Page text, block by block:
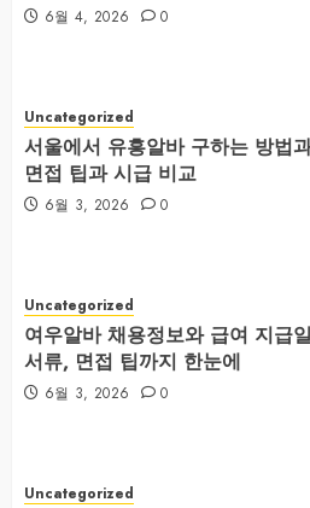
6월 4, 2026 0
Uncategorized
서울에서 유흥알바 구하는 방법
면접 팁과 시급 비교
6월 3, 2026 0
Uncategorized
여우알바 채용정보와 급여 지급
서류, 면접 팁까지 한눈에
6월 3, 2026 0
Uncategorized